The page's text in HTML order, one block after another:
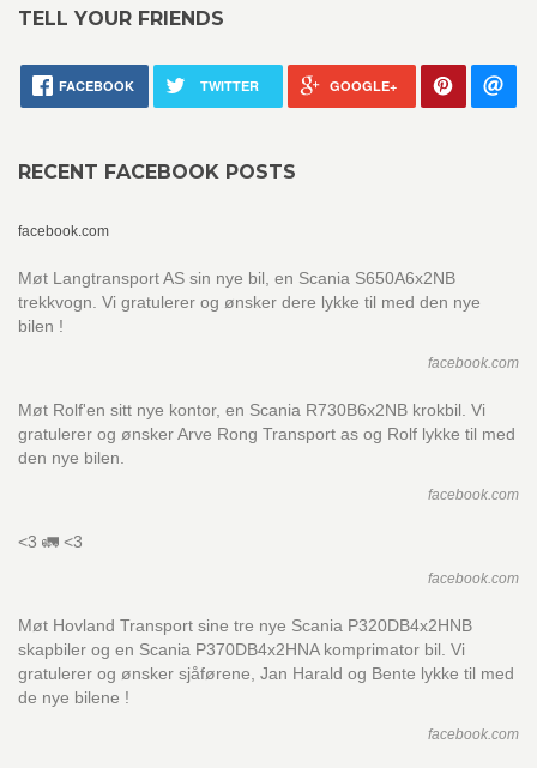
TELL YOUR FRIENDS
FACEBOOK TWITTER GOOGLE+
RECENT FACEBOOK POSTS
facebook.com
Møt Langtransport AS sin nye bil, en Scania S650A6x2NB
trekkvogn. Vi gratulerer og ønsker dere lykke til med den nye
bilen !
facebook.com
Møt Rolf'en sitt nye kontor, en Scania R730B6x2NB krokbil. Vi
gratulerer og ønsker Arve Rong Transport as og Rolf lykke til med
den nye bilen.
facebook.com
<3 🚛 <3
facebook.com
Møt Hovland Transport sine tre nye Scania P320DB4x2HNB
skapbiler og en Scania P370DB4x2HNA komprimator bil. Vi
gratulerer og ønsker sjåførene, Jan Harald og Bente lykke til med
de nye bilene !
facebook.com